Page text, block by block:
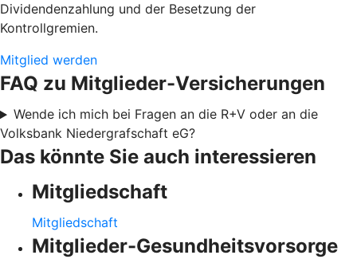
Dividendenzahlung und der Besetzung der
Kontrollgremien.
Mitglied werden
FAQ zu Mitglieder-Versicherungen
Wende ich mich bei Fragen an die R+V oder an die
Volksbank Niedergrafschaft eG?
Das könnte Sie auch interessieren
Mitgliedschaft
Mitgliedschaft
Mitglieder-Gesundheitsvorsorge